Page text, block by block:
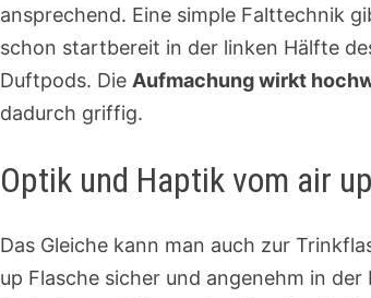
ansprechend. Eine simple Falttechnik
schon startbereit in der linken Hälfte
Duftpods. Die Aufmachung wirkt
dadurch griffig.
Optik und Haptik vom air
Das Gleiche kann man auch zur
up Flasche sicher und angenehm in